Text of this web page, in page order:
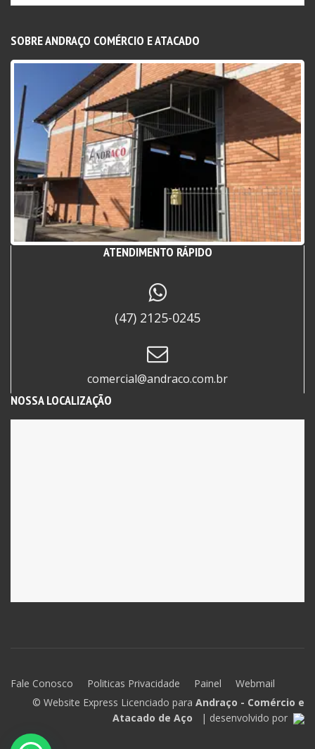
SOBRE ANDRAÇO COMÉRCIO E ATACADO
Desde 2017 atuando no segmento de aços e metais
com uma grande variedades de produtos.
Localizada em Itajaí – SC e atendemos todo o
Litoral Norte de Santa Catarina.
ATENDIMENTO RÁPIDO
(47) 2125-0245
comercial@andraco.com.br
NOSSA LOCALIZAÇÃO
Fale Conosco Politicas Privacidade Painel
Webmail
© Website Express Licenciado para Andraço - Comércio e
Atacado de Aço
| desenvolvido por